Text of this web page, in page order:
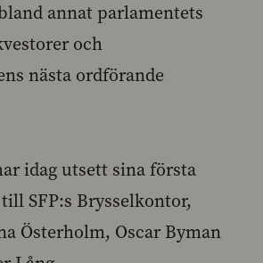
annat parlamentets
och
nästa ordförande
idag utsett sina första
SFP:s Brysselkontor,
Österholm, Oscar Byman